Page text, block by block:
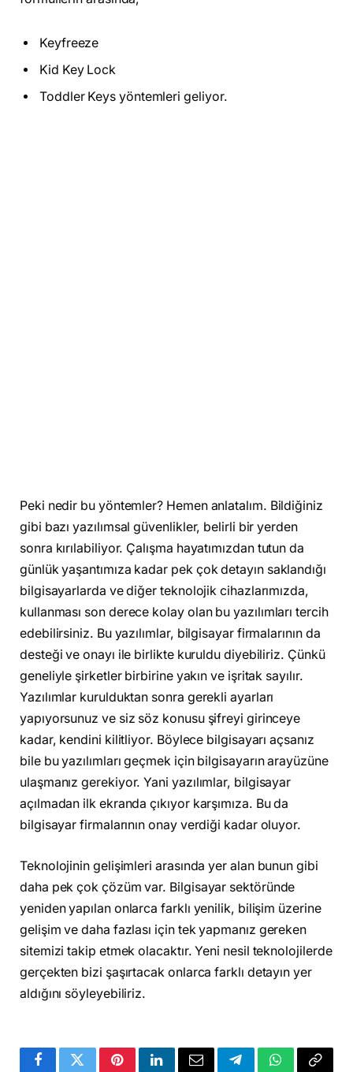
Keyfreeze
Kid Key Lock
Toddler Keys yöntemleri geliyor.
Peki nedir bu yöntemler? Hemen anlatalım. Bildiğiniz
gibi bazı yazılımsal güvenlikler, belirli bir yerden
sonra kırılabiliyor. Çalışma hayatımızdan tutun da
günlük yaşantımıza kadar pek çok detayın saklandığı
bilgisayarlarda ve diğer teknolojik cihazlarımızda,
kullanması son derece kolay olan bu yazılımları tercih
edebilirsiniz. Bu yazılımlar, bilgisayar firmalarının da
desteği ve onayı ile birlikte kuruldu diyebiliriz. Çünkü
geneliyle şirketler birbirine yakın ve işritak sayılır.
Yazılımlar kurulduktan sonra gerekli ayarları
yapıyorsunuz ve siz söz konusu şifreyi girinceye
kadar, kendini kilitliyor. Böylece bilgisayarı açsanız
bile bu yazılımları geçmek için bilgisayarın arayüzüne
ulaşmanız gerekiyor. Yani yazılımlar, bilgisayar
açılmadan ilk ekranda çıkıyor karşımıza. Bu da
bilgisayar firmalarının onay verdiği kadar oluyor.
Teknolojinin gelişimleri arasında yer alan bunun gibi
daha pek çok çözüm var. Bilgisayar sektöründe
yeniden yapılan onlarca farklı yenilik, bilişim üzerine
gelişim ve daha fazlası için tek yapmanız gereken
sitemizi takip etmek olacaktır. Yeni nesil teknolojilerde
gerçekten bizi şaşırtacak onlarca farklı detayın yer
aldığını söyleyebiliriz.